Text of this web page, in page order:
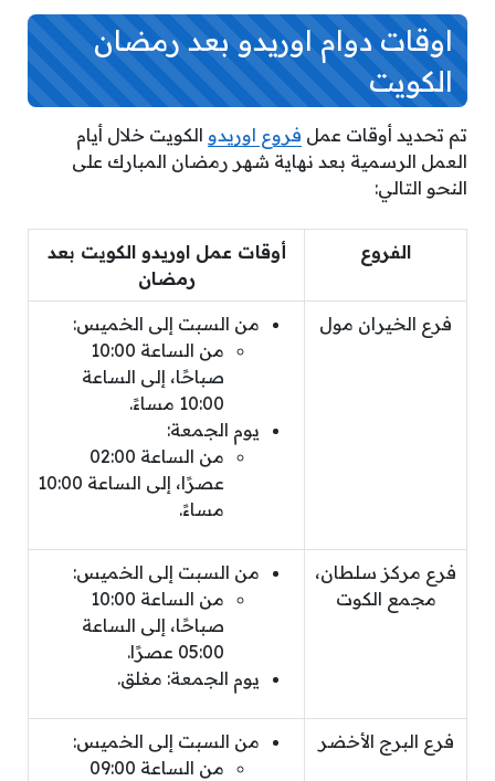
اوقات دوام اوريدو بعد رمضان
الكويت
تم تحديد أوقات عمل فروع اوريدو الكويت خلال أيام
العمل الرسمية بعد نهاية شهر رمضان المبارك على
النحو التالي:
الفروع
أوقات عمل اوريدو الكويت بعد
رمضان
فرع الخيران مول
من السبت إلى الخميس:
من الساعة 10:00
صباحًا، إلى الساعة
10:00 مساءً.
يوم الجمعة:
من الساعة 02:00
عصرًا، إلى الساعة 10:00
مساءً.
فرع مركز سلطان،
مجمع الكوت
من السبت إلى الخميس:
من الساعة 10:00
صباحًا، إلى الساعة
05:00 عصرًا.
يوم الجمعة: مغلق.
فرع البرج الأخضر
من السبت إلى الخميس:
من الساعة 09:00